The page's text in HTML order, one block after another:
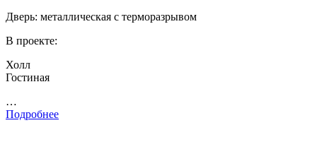
Дверь: металлическая с терморазрывом
В проекте:
Холл
Гостиная
…
Подробнее